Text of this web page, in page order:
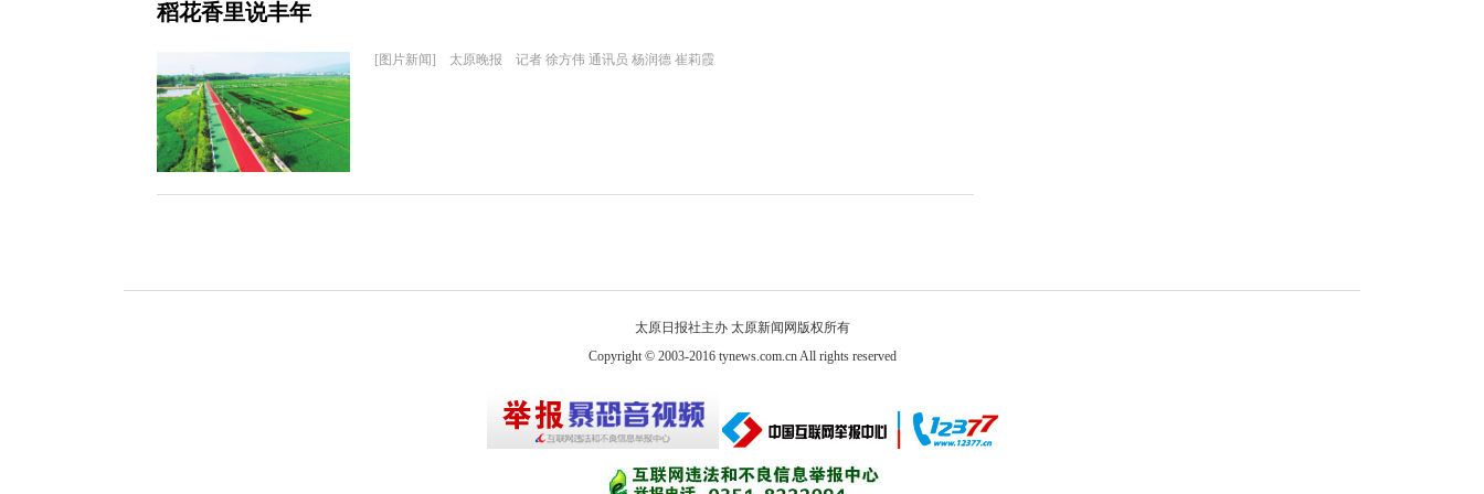
稻花香里说丰年
[图片新闻] 太原晚报 记者 徐方伟 通讯员 杨润德 崔莉霞
太原日报社主办 太原新闻网版权所有
Copyright © 2003-2016 tynews.com.cn All rights reserved